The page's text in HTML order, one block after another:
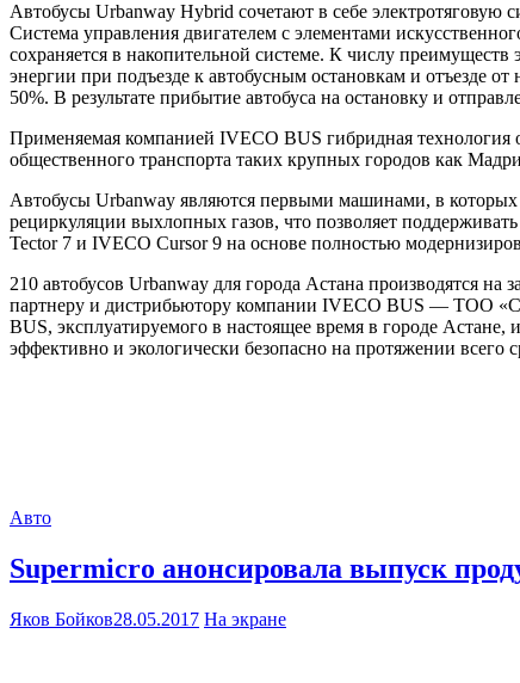
Автобусы Urbanway Hybrid сочетают в себе электротяговую
Система управления двигателем с элементами
сохраняется в накопительной системе. К числу
энергии при подъезде к автобусным остановкам и отъезде
50%. В результате прибытие автобуса на остановку и
Применяемая компанией IVECO BUS гибридная технология
общественного транспорта таких крупных городов как
Автобусы Urbanway являются первыми машинами, в
рециркуляции выхлопных газов, что позволяет
Tector 7 и IVECO Cursor 9 на основе полностью
210 автобусов Urbanway для города Астана производятся
партнеру и дистрибьютору компании IVECO BUS ― ТОО
BUS, эксплуатируемого в настоящее время в городе
эффективно и экологически безопасно на протяжении всего
Авто
Supermicro анонсировала выпуск
Яков Бойков28.05.2017 На экране